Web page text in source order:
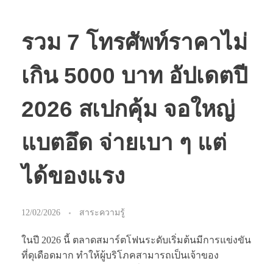
รวม 7 โทรศัพท์ราคาไม่
เกิน 5000 บาท อัปเดตปี
2026 สเปกคุ้ม จอใหญ่
แบตอึด จ่ายเบา ๆ แต่
ได้ของแรง
12/02/2026 สาระความรู้
ในปี 2026 นี้ ตลาดสมาร์ตโฟนระดับเริ่มต้นมีการแข่งขัน
ที่ดุเดือดมาก ทำให้ผู้บริโภคสามารถเป็นเจ้าของ